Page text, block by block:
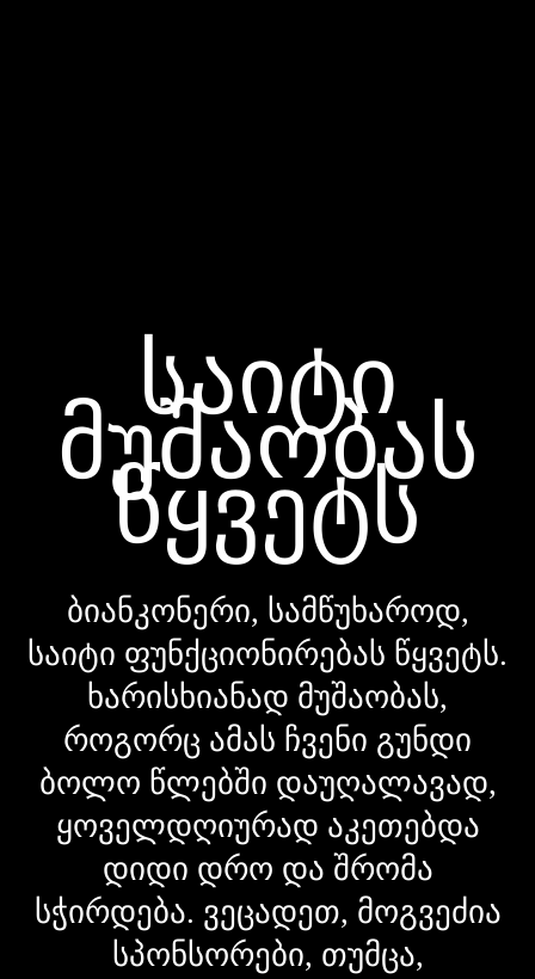
საიტი
მუშაობას
წყვეტს
ბიანკონერი, სამწუხაროდ,
საიტი ფუნქციონირებას წყვეტს.
ხარისხიანად მუშაობას,
როგორც ამას ჩვენი გუნდი
ბოლო წლებში დაუღალავად,
ყოველდღიურად აკეთებდა
დიდი დრო და შრომა
სჭირდება. ვეცადეთ, მოგვეძია
სპონსორები, თუმცა,